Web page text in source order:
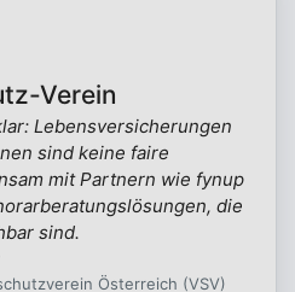
Verein
Lebensversicherungen
sind keine faire
mit Partnern wie fynup
die
sind.
Österreich (VSV)